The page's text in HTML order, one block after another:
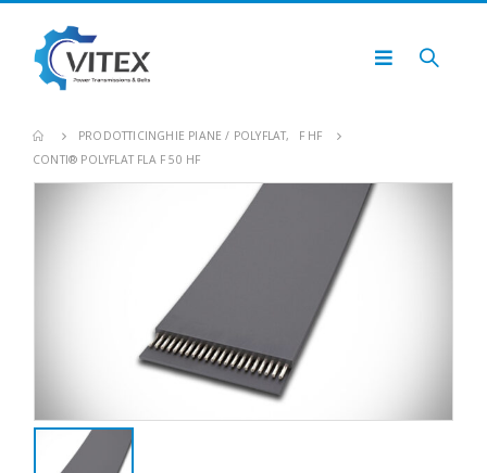
PRODOTTI CINGHIE PIANE / POLYFLAT,
F HF
CONTI® POLYFLAT FLA F 50 HF